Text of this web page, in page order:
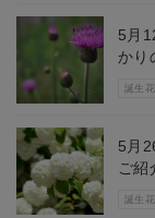
誕生花
5月
かり
誕生花
5月
ご紹